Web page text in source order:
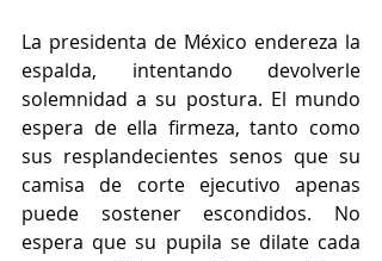
La presidenta de México endereza la
espalda, intentando devolverle
solemnidad a su postura. El mundo
espera de ella firmeza, tanto como
sus resplandecientes senos que su
camisa de corte ejecutivo apenas
puede sostener escondidos. No
espera que su pupila se dilate cada